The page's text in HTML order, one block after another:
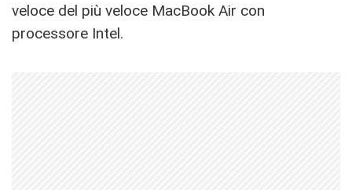
veloce del più veloce MacBook Air con
processore Intel.